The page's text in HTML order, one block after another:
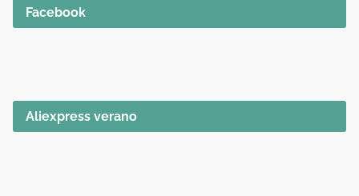
Facebook
Aliexpress verano